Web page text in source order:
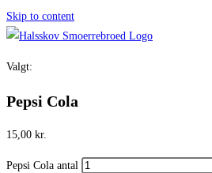
Skip to content
Valgt:
Pepsi Cola
15,00 kr.
Pepsi Cola antal